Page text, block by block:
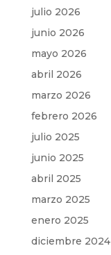
julio 2026
junio 2026
mayo 2026
abril 2026
marzo 2026
febrero 2026
julio 2025
junio 2025
abril 2025
marzo 2025
enero 2025
diciembre 2024